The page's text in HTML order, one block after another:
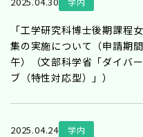
「工学研究科博士後期課程
集の実施について（申請期
午）（文部科学省「ダイバ
ブ（特性対応型）」）
2025.04.24 学内